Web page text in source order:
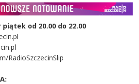
od 20.00 do 22.00
RadioSzczecinSlip